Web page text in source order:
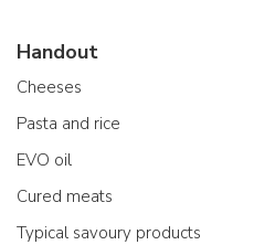
Handout
Cheeses
Pasta and rice
EVO oil
Cured meats
Typical savoury products